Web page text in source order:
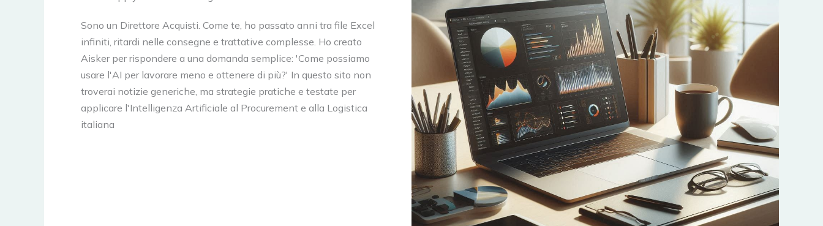
Sono un Direttore Acquisti. Come te, ho passato anni tra file Excel
infiniti, ritardi nelle consegne e trattative complesse. Ho creato
Aisker per rispondere a una domanda semplice: 'Come possiamo
usare l'AI per lavorare meno e ottenere di più?' In questo sito non
troverai notizie generiche, ma strategie pratiche e testate per
applicare l'Intelligenza Artificiale al Procurement e alla Logistica
italiana